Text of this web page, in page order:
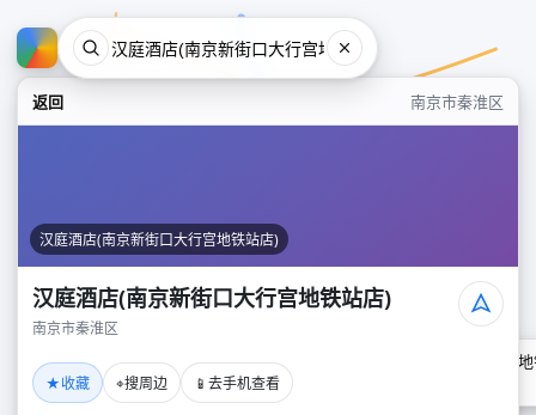
返回 南京市秦淮区
汉庭酒店(南京新街口大行宫地铁站店)
汉庭酒店(南京新街口大行宫地铁站店)
南京市秦淮区
★收藏 ⌖搜周边 📱 去手机查看
汉庭酒店(南京新街口大行宫